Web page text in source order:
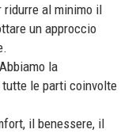
ridurre al minimo il
un approccio
la
le parti coinvolte
il benessere, il